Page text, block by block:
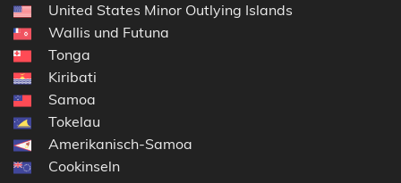
United States Minor Outlying Islands
Wallis und Futuna
Tonga
Kiribati
Samoa
Tokelau
Amerikanisch-Samoa
Cookinseln